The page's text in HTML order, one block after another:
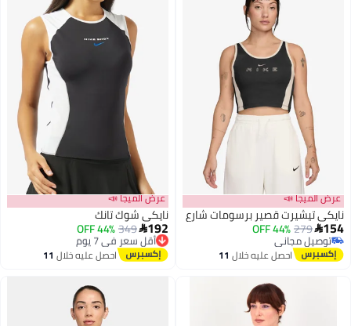
📣
قصير برسومات شارع
44% OFF
مجاني
مجاني
احصل عليه خلال11
اغسطس
عرض الميجا 📣
نايكي شوك تانك
192
349
44% OFF
أقل سعر في 7 يوم
توصيل مجاني
أقل سعر في 7 يوماحصل عليه خلال11
اغسطس